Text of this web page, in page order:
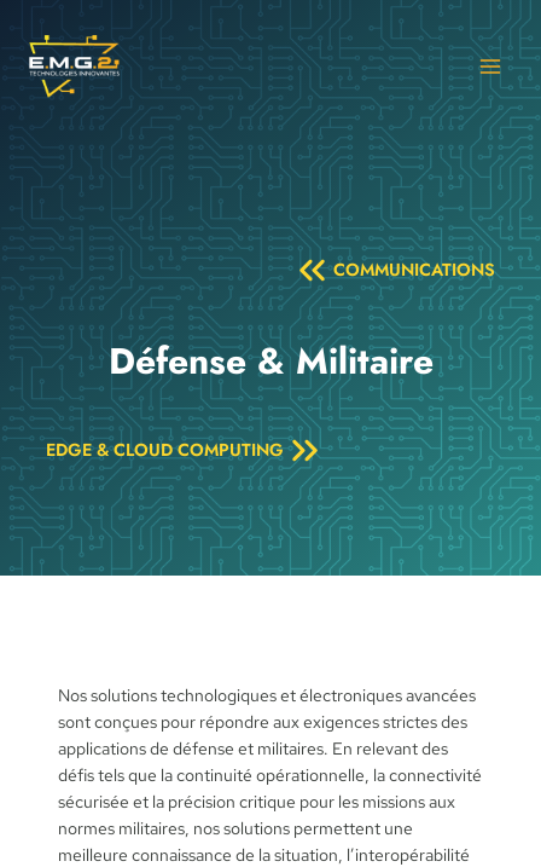
contenu
COMMUNICATIONS
Défense & Militaire
EDGE & CLOUD COMPUTING
Nos solutions technologiques et électroniques avancées
sont conçues pour répondre aux exigences strictes des
applications de défense et militaires. En relevant des
défis tels que la continuité opérationnelle, la connectivité
sécurisée et la précision critique pour les missions aux
normes militaires, nos solutions permettent une
meilleure connaissance de la situation, l’interopérabilité